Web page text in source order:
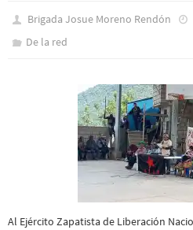
Brigada Josue Moreno Rendón
De la red
Al Ejército Zapatista de Liberación